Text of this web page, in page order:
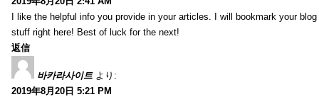
I like the helpful info you provide in your articles. I will bookmark your
stuff right here! Best of luck for the next!
返信
바카라사이트 より:
2019年8月20日 5:21 PM